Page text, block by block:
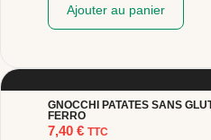
Ajouter au panier
GNOCCHI PATATES SANS
FERRO
7,40 € TTC